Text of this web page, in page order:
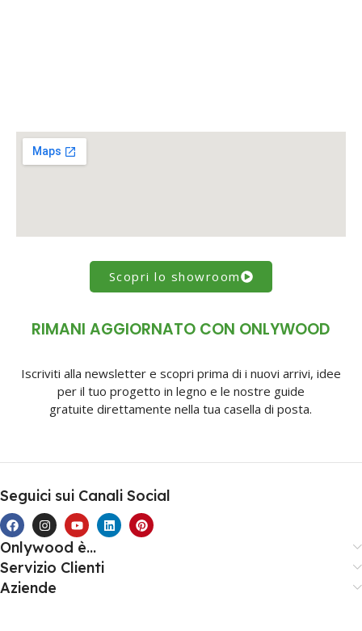
Scopri lo showroom
RIMANI AGGIORNATO CON ONLYWOOD
Iscriviti alla newsletter e scopri prima di i nuovi arrivi, idee
per il tuo progetto in legno e le nostre guide
gratuite direttamente nella tua casella di posta.
Seguici sui Canali Social
Onlywood è...
Servizio Clienti
Aziende